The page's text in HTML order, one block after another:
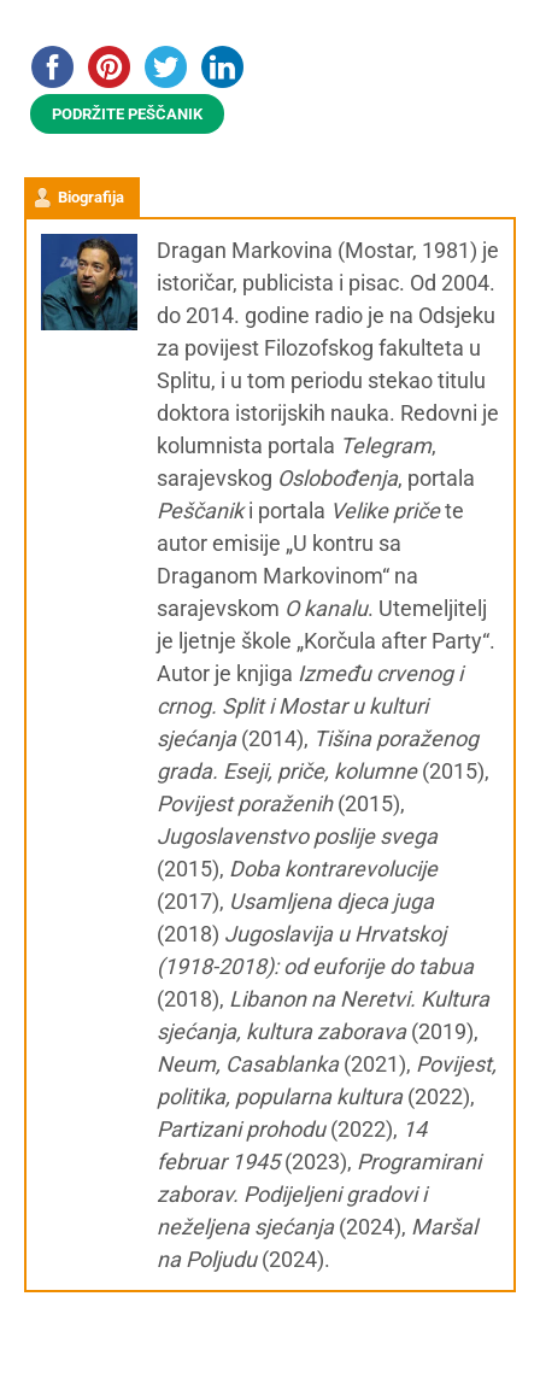
PODRŽITE PEŠČANIK
Biografija
Dragan Markovina (Mostar, 1981) je
istoričar, publicista i pisac. Od 2004.
do 2014. godine radio je na Odsjeku
za povijest Filozofskog fakulteta u
Splitu, i u tom periodu stekao titulu
doktora istorijskih nauka. Redovni je
kolumnista portala Telegram,
sarajevskog Oslobođenja, portala
Peščaniki portala Velike pričete
autor emisije „U kontru sa
Draganom Markovinom“ na
sarajevskom O kanalu. Utemeljitelj
je ljetnje škole „Korčula after Party“.
Autor je knjiga Između crvenog i
crnog. Split i Mostar u kulturi
sjećanja(2014), Tišina poraženog
grada. Eseji, priče, kolumne(2015),
Povijest poraženih(2015),
Jugoslavenstvo poslije svega
(2015), Doba kontrarevolucije
(2017), Usamljena djeca juga
(2018) Jugoslavija u Hrvatskoj
(1918-2018): od euforije do tabua
(2018), Libanon na Neretvi. Kultura
sjećanja, kultura zaborava(2019),
Neum, Casablanka(2021), Povijest,
politika, popularna kultura(2022),
Partizani prohodu(2022), 14
februar 1945(2023), Programirani
zaborav. Podijeljeni gradovi i
neželjena sjećanja(2024), Maršal
na Poljudu(2024).